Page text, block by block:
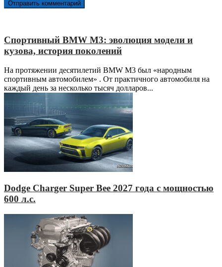
Спортивный BMW M3: эволюция модели и
кузова, история поколений
На протяжении десятилетий BMW M3 был «народным
спортивным автомобилем» . От практичного автомобиля на
каждый день за несколько тысяч долларов...
Dodge Charger Super Bee 2027 года с мощностью
600 л.с.